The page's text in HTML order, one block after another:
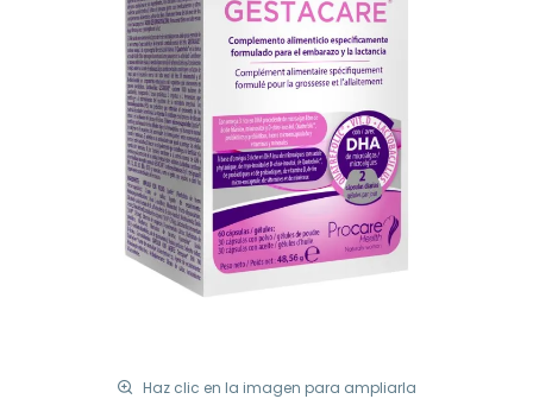
Haz clic en la imagen para ampliarla